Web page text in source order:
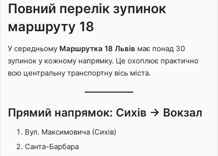
Повний перелік зупинок
маршруту 18
У середньому Маршрутка 18 Львів має понад 30
зупинок у кожному напрямку. Це охоплює практично
всю центральну транспортну вісь міста.
Прямий напрямок: Сихів → Вокзал
Вул. Максимовича (Сихів)
Санта-Барбара